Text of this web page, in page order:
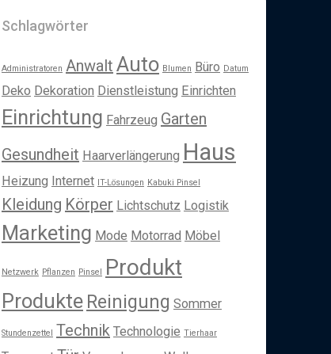
Schlagwörter
Administratoren Anwalt Auto Blumen Büro Datum
Deko Dekoration Dienstleistung Einrichten
Einrichtung Fahrzeug Garten
Gesundheit Haarverlängerung Haus
Heizung Internet IT-Lösungen Kabuki Pinsel
Kleidung Körper Lichtschutz Logistik
Marketing Mode Motorrad Möbel
Netzwerk Pflanzen Pinsel Produkt
Produkte Reinigung Sommer
Stundenzettel Technik Technologie Tierhaar